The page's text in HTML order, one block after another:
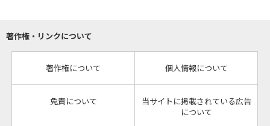
著作権・リンクについて
著作権について 個人情報について
免責について
当サイトに掲載されている広告
について